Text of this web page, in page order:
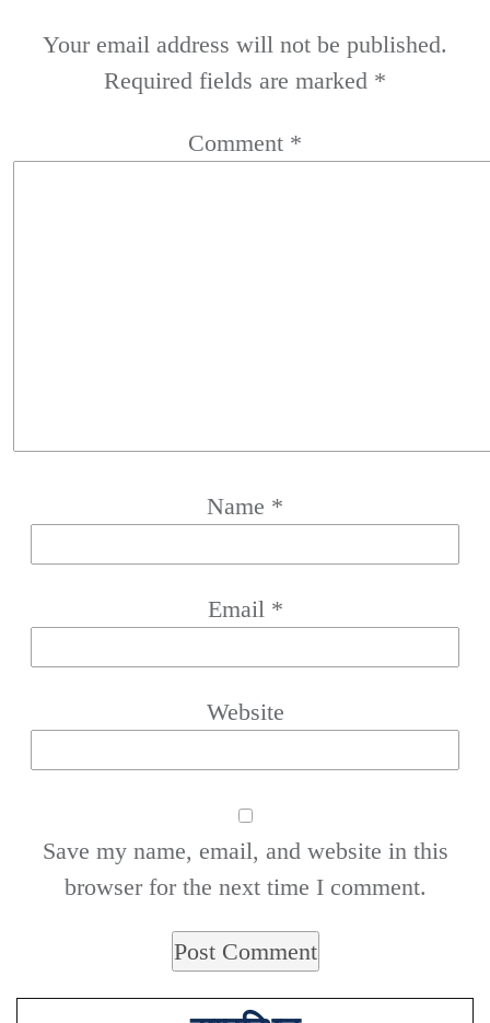
Your email address will not be published.
Required fields are marked *
Comment *
Name *
Email *
Website
Save my name, email, and website in this
browser for the next time I comment.